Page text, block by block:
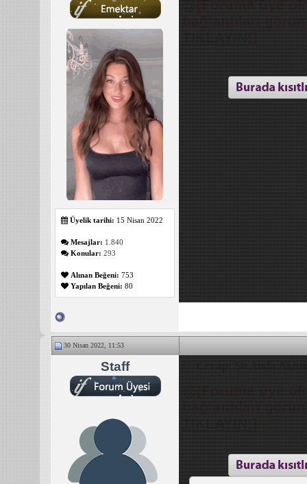
Üyelik tarihi: 15 Nisan 2022
Mesajlar: 1.840
Konular: 293
Alınan Beğeni: 753
Yapılan Beğeni: 80
@[Foruma üye
bağlantıları
TIKLAYIN!]
30 Nisan 2022, 11:53
Staff Cevap: Şu Anda
@[Foruma üye
bağlantıları
TIKLAYIN!]